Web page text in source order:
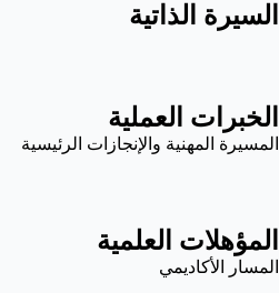
السيرة الذاتية
الخبرات العملية
المسيرة المهنية والإنجازات الرئيسية
المؤهلات العلمية
المسار الأكاديمي